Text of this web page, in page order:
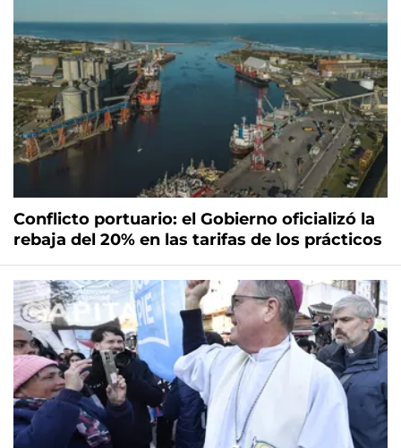
Conflicto portuario: el Gobierno oficializó la
rebaja del 20% en las tarifas de los prácticos